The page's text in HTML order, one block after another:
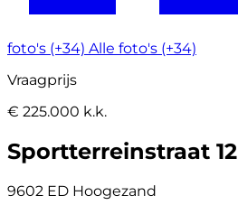
foto's (+34) Alle foto's (+34)
Vraagprijs
€ 225.000 k.k.
Sportterreinstraat 12
9602 ED Hoogezand